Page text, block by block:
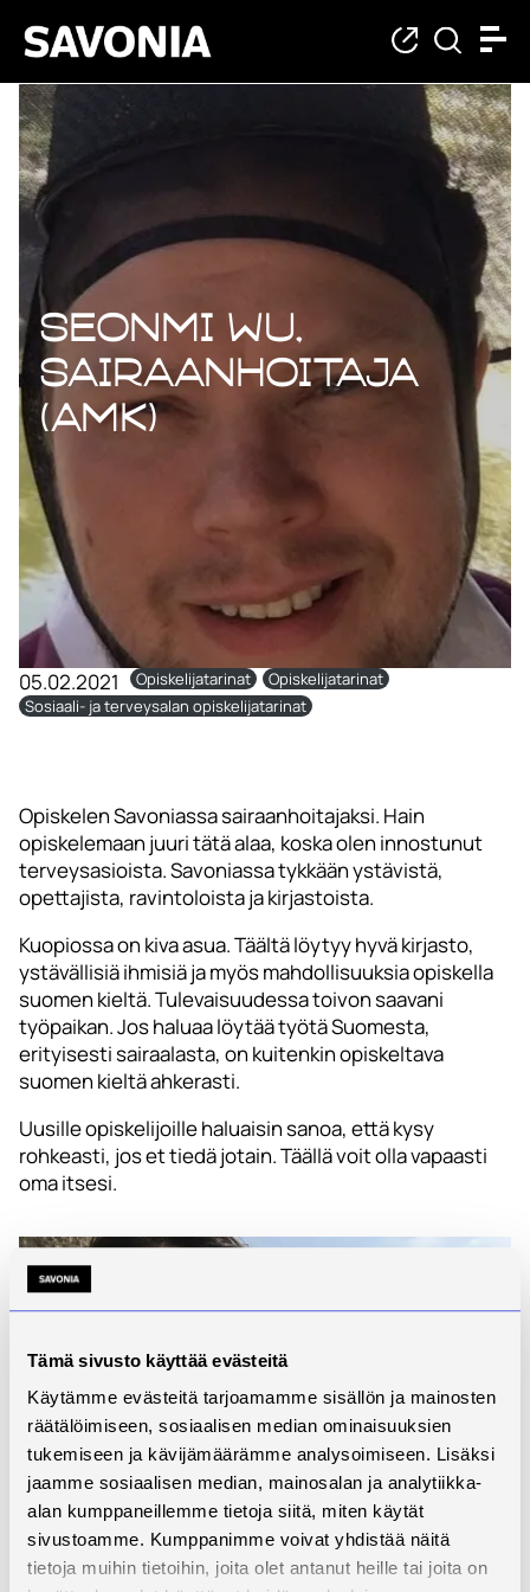
Tämä sivusto käyttää evästeitä
Käytämme evästeitä tarjoamamme sisällön ja mainosten
räätälöimiseen, sosiaalisen median ominaisuuksien
tukemiseen ja kävijämäärämme analysoimiseen. Lisäksi
jaamme sosiaalisen median, mainosalan ja analytiikka-
alan kumppaneillemme tietoja siitä, miten käytät
sivustoamme. Kumppanimme voivat yhdistää näitä
tietoja muihin tietoihin, joita olet antanut heille tai joita on
Seonmi Wu,
sairaanhoitaja
(AMK)
05.02.2021 Opiskelijatarinat
Opiskelijatarinat
Sosiaali- ja terveysalan opiskelijatarinat
Opiskelen Savoniassa sairaanhoitajaksi. Hain
opiskelemaan juuri tätä alaa, koska olen innostunut
terveysasioista. Savoniassa tykkään ystävistä,
opettajista, ravintoloista ja kirjastoista.
Kuopiossa on kiva asua. Täältä löytyy hyvä kirjasto,
ystävällisiä ihmisiä ja myös mahdollisuuksia opiskella
suomen kieltä. Tulevaisuudessa toivon saavani
työpaikan. Jos haluaa löytää työtä Suomesta,
erityisesti sairaalasta, on kuitenkin opiskeltava
suomen kieltä ahkerasti.
Uusille opiskelijoille haluaisin sanoa, että kysy
rohkeasti, jos et tiedä jotain. Täällä voit olla vapaasti
oma itsesi.